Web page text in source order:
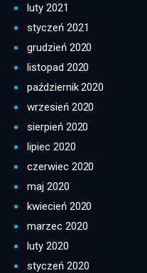
luty 2021
styczeń 2021
grudzień 2020
listopad 2020
październik 2020
wrzesień 2020
sierpień 2020
lipiec 2020
czerwiec 2020
maj 2020
kwiecień 2020
marzec 2020
luty 2020
styczeń 2020